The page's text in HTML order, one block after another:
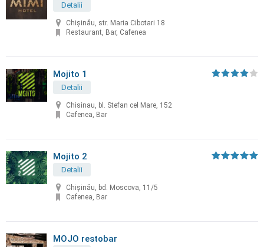
Detalii
Chişinău, str. Maria Cibotari 18
Restaurant, Bar, Cafenea
Mojito 1
Detalii
Chisinau, bl. Stefan cel Mare, 152
Cafenea, Bar
Mojito 2
Detalii
Chişinău, bd. Moscova, 11/5
Cafenea, Bar
MOJO restobar